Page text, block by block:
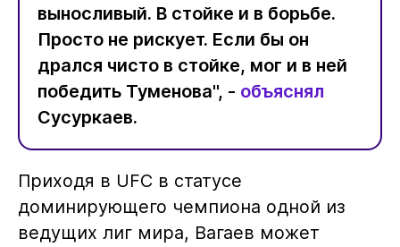
выносливый. В стойке и в борьбе.
Просто не рискует. Если бы он
дрался чисто в стойке, мог и в ней
победить Туменова", - объяснял
Сусуркаев.
Приходя в UFC в статусе
доминирующего чемпиона одной из
ведущих лиг мира, Вагаев может